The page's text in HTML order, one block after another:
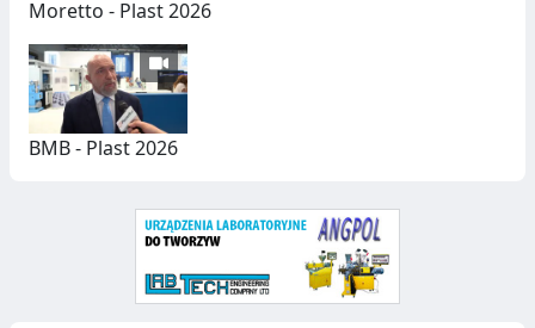
H
Moretto - Plast 2026
BMB - Plast 2026